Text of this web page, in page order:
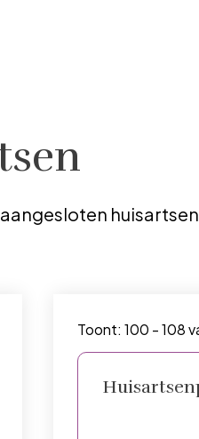
huisartsen
Toont: 100 - 108